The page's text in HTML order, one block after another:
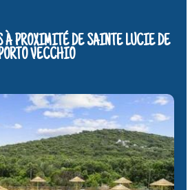
À PROXIMITÉ DE SAINTE LUCIE DE
VECCHIO